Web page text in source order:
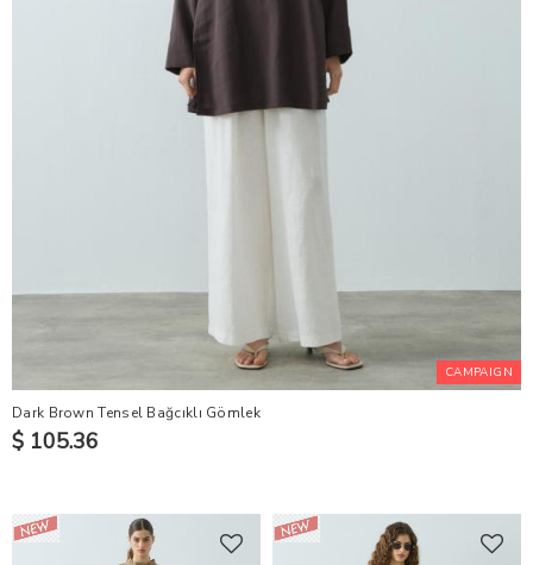
CAMPAIGN
Dark Brown Tensel Bağcıklı Gömlek
$ 105.36